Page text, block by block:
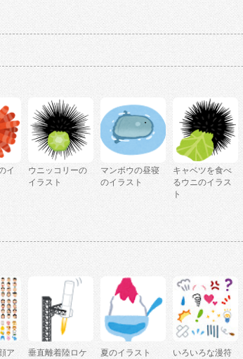
イ
ウニッコリーの
イラスト
マンボウの昼寝
のイラスト
キャベツを食べ
るウニのイラス
ト
ア
垂直離着陸ロケ
夏のイラスト
いろいろな漫符